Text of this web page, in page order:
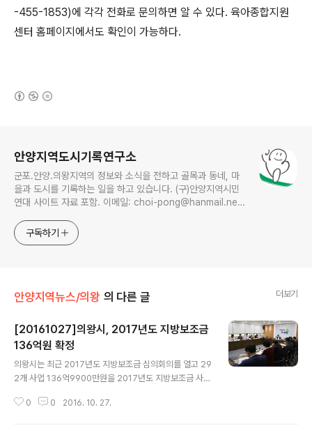
-455-1853)에 각각 전화로 문의하면 알 수 있다. 육아종합지원
센터 홈페이지에서도 확인이 가능하다.
안양지역도시기록연구소
군포.안양.의왕지역의 정보와 소식을 전하고 골목과 동네, 마
을과 도시를 기록하는 일을 하고 있습니다. (구)안양지역시민
연대 사이트 자료 포함. 이메일: choi-pong@hanmail.net
구독하기
안양지역뉴스/의왕 의 다른 글 더보기
[20161027]의왕시, 2017년도 지방보조금
136억원 확정
의왕시는 최근 2017년도 지방보조금 심의회의를 열고 29
2개 사업 136억9900만원을 2017년도 지방보조금 사업
보조금 예산심의를 위해 실무부서에서 약 1개월 동안 자체
0 0 2016. 10. 27.